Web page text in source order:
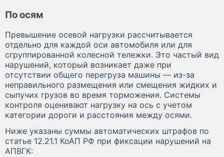
По осям
Превышение осевой нагрузки рассчитывается
отдельно для каждой оси автомобиля или для
сгруппированной колесной тележки. Это частый вид
нарушений, который возникает даже при
отсутствии общего перегруза машины — из-за
неправильного размещения или смещения жидких и
сыпучих грузов во время торможения. Системы
контроля оценивают нагрузку на ось с учетом
категории дороги и расстояния между осями.
Ниже указаны суммы автоматических штрафов по
статье 12.21.1 КоАП РФ при фиксации нарушений на
АПВГК: